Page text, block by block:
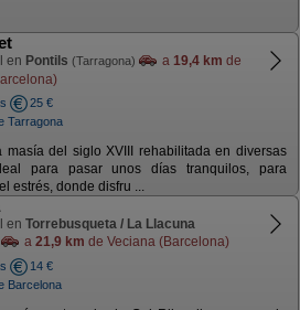
en Pontils (Tarragona) a 19,4 km de
25 €
Tarragona
masía del siglo XVIII rehabilitada en diversas
para pasar unos días tranquilos, para
estrés, donde disfru ...
en Torrebusqueta / La Llacuna
a 21,9 km de Veciana (Barcelona)
14 €
Barcelona